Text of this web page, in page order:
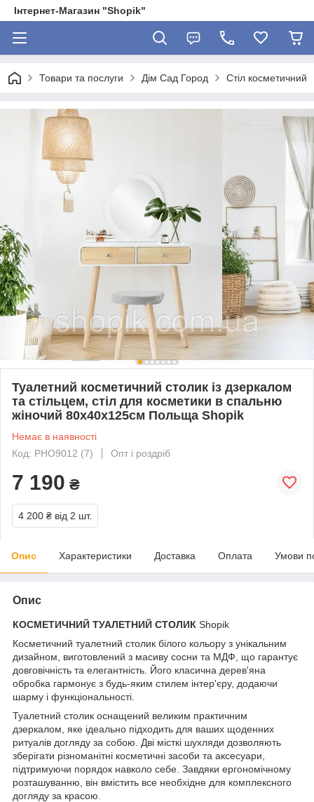
Інтернет-Магазин "Shopik"
Товари та послуги Дім Сад Город Стіл косметичний
Туалетний косметичний столик із дзеркалом
та стільцем, стіл для косметики в спальню
жіночий 80x40x125см Польща Shopik
Немає в наявності
Код: PHO9012 (7)
Опт і роздріб
7 190 ₴
4 200 ₴ від 2 шт.
Опис Характеристики Доставка Оплата Умови
Опис
КОСМЕТИЧНИЙ ТУАЛЕТНИЙ СТОЛИК Shopik
Косметичний туалетний столик білого кольору з унікальним
дизайном, виготовлений з масиву сосни та МДФ, що гарантує
довговічність та елегантність. Його класична дерев'яна
обробка гармонує з будь-яким стилем інтер'єру, додаючи
шарму і функціональності.
Туалетний столик оснащений великим практичним
дзеркалом, яке ідеально підходить для ваших щоденних
ритуалів догляду за собою. Дві місткі шухляди дозволяють
зберігати різноманітні косметичні засоби та аксесуари,
підтримуючи порядок навколо себе. Завдяки ергономічному
розташуванню, він вмістить все необхідне для комплексного
догляду за красою.